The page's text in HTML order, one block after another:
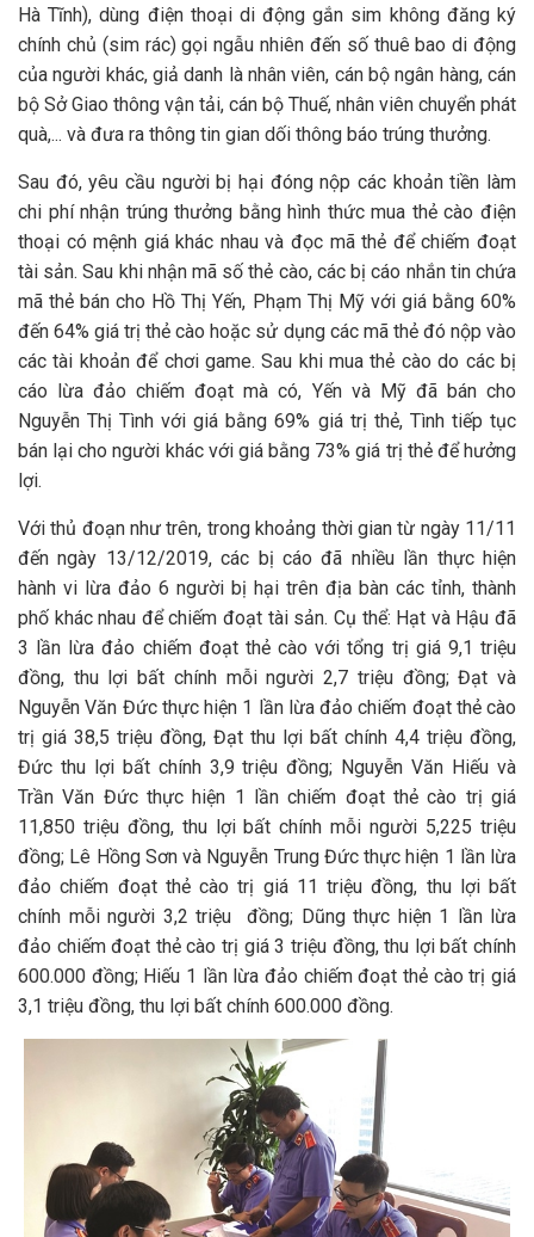
Hà Tĩnh), dùng điện thoại di động gắn sim không đăng ký
chính chủ (sim rác) gọi ngẫu nhiên đến số thuê bao di động
của người khác, giả danh là nhân viên, cán bộ ngân hàng, cán
bộ Sở Giao thông vận tải, cán bộ Thuế, nhân viên chuyển phát
quà,... và đưa ra thông tin gian dối thông báo trúng thưởng.
Sau đó, yêu cầu người bị hại đóng nộp các khoản tiền làm
chi phí nhận trúng thưởng bằng hình thức mua thẻ cào điện
thoại có mệnh giá khác nhau và đọc mã thẻ để chiếm đoạt
tài sản. Sau khi nhận mã số thẻ cào, các bị cáo nhắn tin chứa
mã thẻ bán cho Hồ Thị Yến, Phạm Thị Mỹ với giá bằng 60%
đến 64% giá trị thẻ cào hoặc sử dụng các mã thẻ đó nộp vào
các tài khoản để chơi game. Sau khi mua thẻ cào do các bị
cáo lừa đảo chiếm đoạt mà có, Yến và Mỹ đã bán cho
Nguyễn Thị Tình với giá bằng 69% giá trị thẻ, Tình tiếp tục
bán lại cho người khác với giá bằng 73% giá trị thẻ để hưởng
lợi.
Với thủ đoạn như trên, trong khoảng thời gian từ ngày 11/11
đến ngày 13/12/2019, các bị cáo đã nhiều lần thực hiện
hành vi lừa đảo 6 người bị hại trên địa bàn các tỉnh, thành
phố khác nhau để chiếm đoạt tài sản. Cụ thể: Hạt và Hậu đã
3 lần lừa đảo chiếm đoạt thẻ cào với tổng trị giá 9,1 triệu
đồng, thu lợi bất chính mỗi người 2,7 triệu đồng; Đạt và
Nguyễn Văn Đức thực hiện 1 lần lừa đảo chiếm đoạt thẻ cào
trị giá 38,5 triệu đồng, Đạt thu lợi bất chính 4,4 triệu đồng,
Đức thu lợi bất chính 3,9 triệu đồng; Nguyễn Văn Hiếu và
Trần Văn Đức thực hiện 1 lần chiếm đoạt thẻ cào trị giá
11,850 triệu đồng, thu lợi bất chính mỗi người 5,225 triệu
đồng; Lê Hồng Sơn và Nguyễn Trung Đức thực hiện 1 lần lừa
đảo chiếm đoạt thẻ cào trị giá 11 triệu đồng, thu lợi bất
chính mỗi người 3,2 triệu đồng; Dũng thực hiện 1 lần lừa
đảo chiếm đoạt thẻ cào trị giá 3 triệu đồng, thu lợi bất chính
600.000 đồng; Hiếu 1 lần lừa đảo chiếm đoạt thẻ cào trị giá
3,1 triệu đồng, thu lợi bất chính 600.000 đồng.